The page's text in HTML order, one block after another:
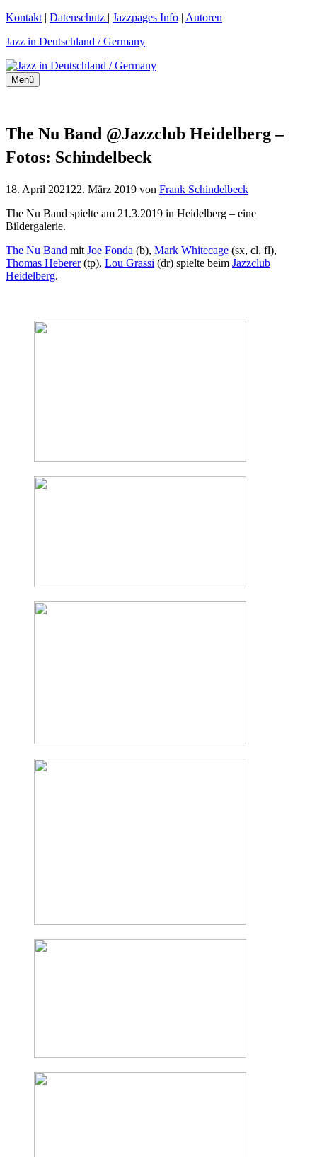
Zum
springen
Kontakt | Datenschutz | Jazzpages Info | Autoren
Jazz in Deutschland / Germany
Menü
The Nu Band @Jazzclub Heidelberg –
Fotos: Schindelbeck
18. April 2021 22. März 2019 von Frank Schindelbeck
The Nu Band spielte am 21.3.2019 in Heidelberg – eine
Bildergalerie.
The Nu Band mit Joe Fonda (b), Mark Whitecage (sx, cl, fl),
Thomas Heberer(tp), Lou Grassi (dr) spielte beim Jazzclub
Heidelberg.